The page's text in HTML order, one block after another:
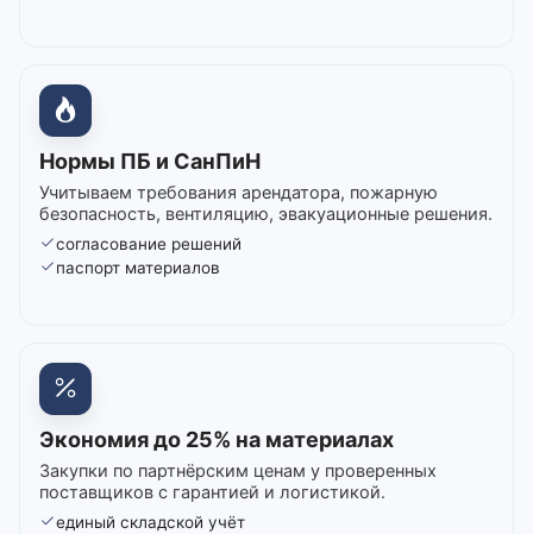
Нормы ПБ и СанПиН
Учитываем требования арендатора, пожарную
безопасность, вентиляцию, эвакуационные решения.
согласование решений
паспорт материалов
Экономия до 25% на материалах
Закупки по партнёрским ценам у проверенных
поставщиков с гарантией и логистикой.
единый складской учёт